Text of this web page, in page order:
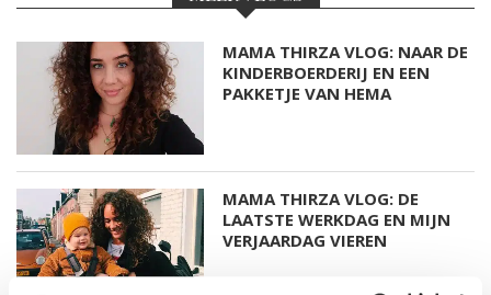
MAMA THIRZA VLOG: NAAR DE
KINDERBOERDERIJ EN EEN
PAKKETJE VAN HEMA
MAMA THIRZA VLOG: DE
LAATSTE WERKDAG EN MIJN
VERJAARDAG VIEREN